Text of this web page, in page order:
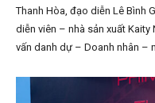
Thanh Hòa, đạo diễn Lê Bình
diễn viên – nhà sản xuất
vấn danh dự – Doanh nhân –